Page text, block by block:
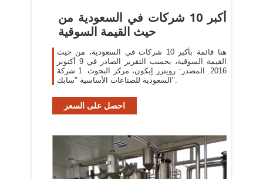
أكبر 10 شركات في السعودية من
حيث القيمة السوقية
هنا قائمة بأكبر 10 شركات في السعودية، من حيث
القيمة السوقية، بحسب التقرير الصادر في 9 أكتوبر
2016. المصدر: رويترز إيكون، مركز البحوث. 1 شركة
السعودية للصناعات الأساسية "سابك".
احصل على السعر